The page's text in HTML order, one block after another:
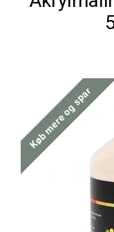
Køb mere og spar